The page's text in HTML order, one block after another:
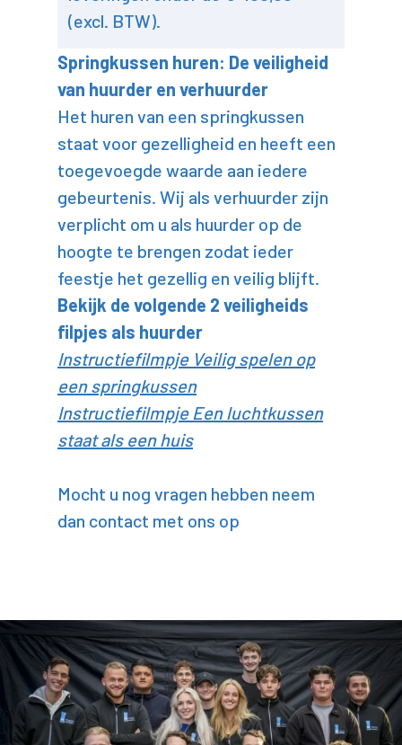
(excl. BTW).
Springkussen huren: De veiligheid
van huurder en verhuurder
Het huren van een springkussen
staat voor gezelligheid en heeft een
toegevoegde waarde aan iedere
gebeurtenis. Wij als verhuurder zijn
verplicht om u als huurder op de
hoogte te brengen zodat ieder
feestje het gezellig en veilig blijft.
Bekijk de volgende 2 veiligheids
filpjes als huurder
Instructiefilmpje Veilig spelen op
een springkussen
Instructiefilmpje Een luchtkussen
staat als een huis
Mocht u nog vragen hebben neem
dan contact met ons op